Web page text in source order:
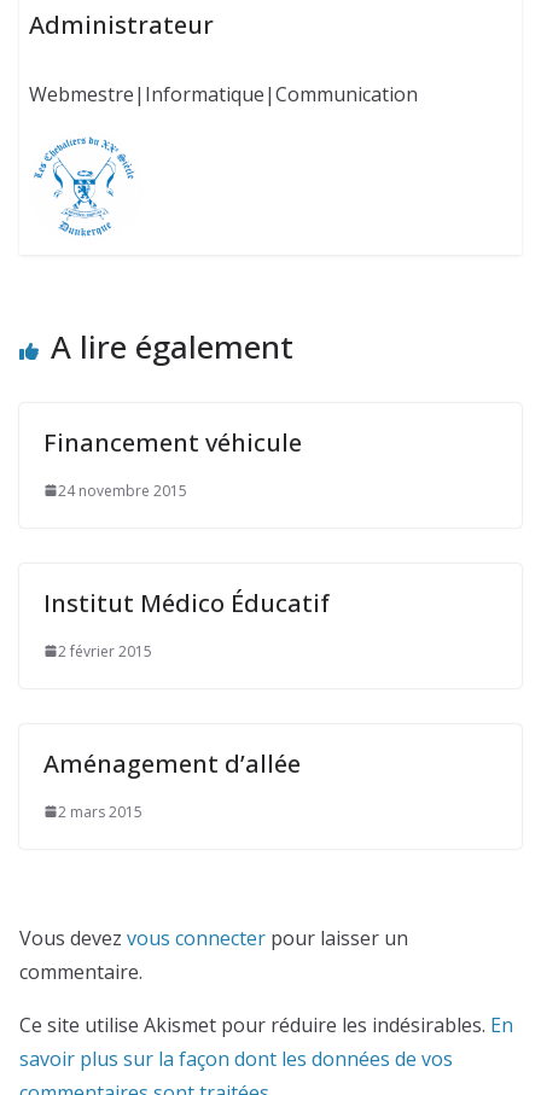
Administrateur
Webmestre|Informatique|Communication
A lire également
Financement véhicule
24 novembre 2015
Institut Médico Éducatif
2 février 2015
Aménagement d’allée
2 mars 2015
Vous devez vous connecter pour laisser un
commentaire.
Ce site utilise Akismet pour réduire les indésirables. En
savoir plus sur la façon dont les données de vos